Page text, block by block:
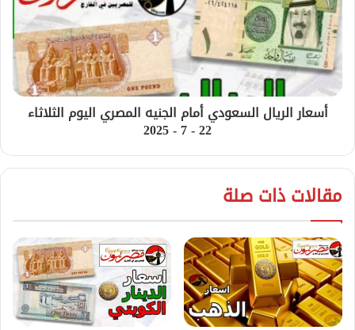
أسعار الريال السعودي أمام الجنيه المصري اليوم الثلاثاء
22 - 7 - 2025
مقالات ذات صلة